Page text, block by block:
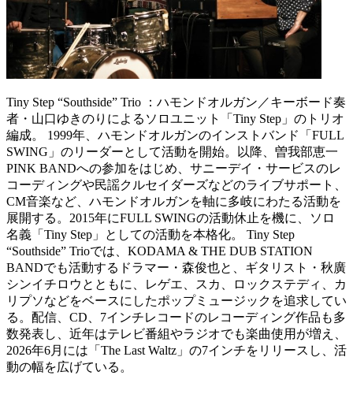
Tiny Step “Southside” Trio ：ハモンドオルガン／キーボード奏
者・山口ゆきのりによるソロユニット「Tiny Step」のトリオ
編成。 1999年、ハモンドオルガンのインストバンド「FULL
SWING」のリーダーとして活動を開始。以降、曽我部恵一
PINK BANDへの参加をはじめ、サニーデイ・サービスのレ
コーディングや民謡クルセイダーズなどのライブサポート、
CM音楽など、ハモンドオルガンを軸に多岐にわたる活動を
展開する。2015年にFULL SWINGの活動休止を機に、ソロ
名義「Tiny Step」としての活動を本格化。 Tiny Step
“Southside” Trioでは、KODAMA & THE DUB STATION
BANDでも活動するドラマー・森俊也と、ギタリスト・秋廣
シンイチロウとともに、レゲエ、スカ、ロックステディ、カ
リプソなどをベースにしたポップミュージックを追求してい
る。配信、CD、7インチレコードのレコーディング作品も多
数発表し、近年はテレビ番組やラジオでも楽曲使用が増え、
2026年6月には「The Last Waltz」の7インチをリリースし、活
動の幅を広げている。